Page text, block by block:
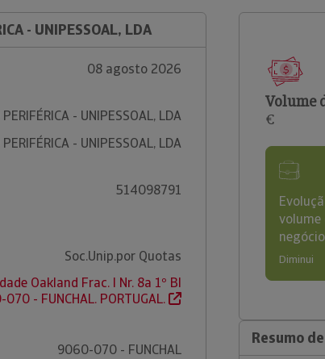
- UNIPESSOAL, LDA
08 agosto 2026
PERIFÉRICA - UNIPESSOAL, LDA
PERIFÉRICA - UNIPESSOAL, LDA
514098791
Soc.Unip.por Quotas
Oakland Frac. I Nr. 8a 1º Bl
- FUNCHAL. PORTUGAL.
9060-070 - FUNCHAL
Volume
€
volume
Diminui
Resumo